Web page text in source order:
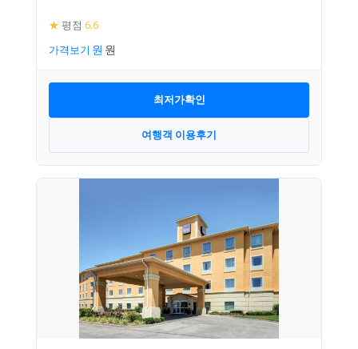
★ 평점 6.6
가격보기
최저가확인
여행객 이용후기